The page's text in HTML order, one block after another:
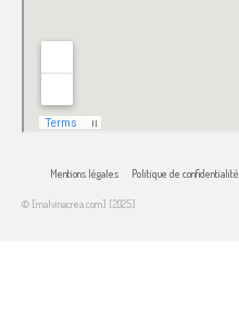
Mentions légales Politique de confidentialité
© [malvinacrea.com] [2025]